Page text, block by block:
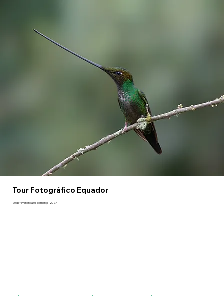
Tour Fotográfico Equador
20 de fevereiro a 01 de março I 2027